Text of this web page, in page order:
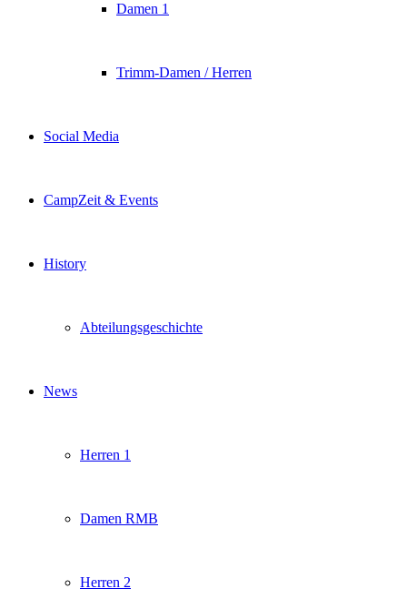
Damen 1
Trimm-Damen / Herren
Social Media
CampZeit & Events
History
Abteilungsgeschichte
News
Herren 1
Damen RMB
Herren 2